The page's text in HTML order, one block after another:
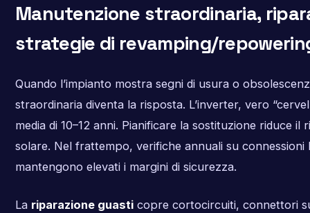
Manutenzione straordinaria,
strategie di revamping/
Quando l’impianto mostra segni di usura o
straordinaria diventa la risposta. L’inverter, vero
media di 10–12 anni. Pianificare la sostituzione riduce
solare. Nel frattempo, verifiche annuali su connessioni
mantengono elevati i margini di sicurezza.
La riparazione guasticopre cortocircuiti, connettori